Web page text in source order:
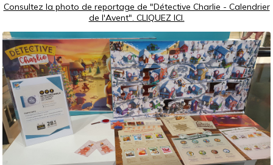
Consultez la photo de reportage de "Détective Charlie - Calendrier
de l'Avent". CLIQUEZ ICI.